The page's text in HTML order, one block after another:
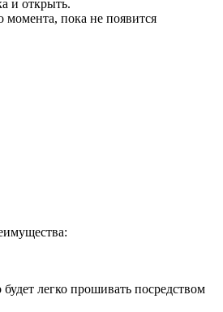
и открыть.
момента, пока не появится
легко прошивать посредством